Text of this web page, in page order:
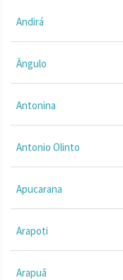
Andirá
Ângulo
Antonina
Antonio Olinto
Apucarana
Arapoti
Arapuã